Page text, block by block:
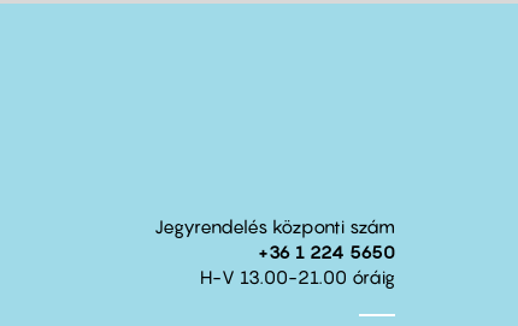
Jegyrendelés központi szám
+36 1 224 5650
H-V 13.00-21.00 óráig